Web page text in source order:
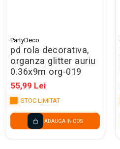
PartyDeco
pd rola decorativa,
organza glitter auriu
0.36x9m org-019
55,99 Lei
STOC LIMITAT
ADAUGA IN COS